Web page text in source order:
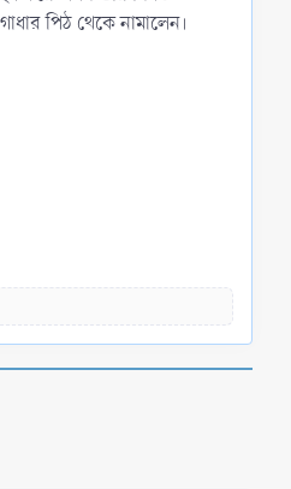
পিঠ থেকে নামালেন।